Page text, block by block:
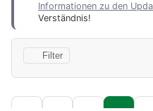
Informationen zu den
Verständnis!
Filter